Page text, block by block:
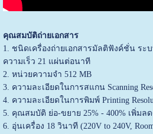
คุณสมบัติถ่ายเอกสาร
1. ชนิดเครื่องถ่ายเอกสารมัลติฟังค์ชั่น ระ
ความเร็ว 21 แผ่นต่อนาที
2. หน่วยความจำ 512 MB
3. ความละเอียดในการสแกน Scanning
4. ความละเอียดในการพิมพ์ Printing
5. คุณสมบัติ ย่อ-ขยาย 25% - 400% เพิ่มล
6. อุ่นเครื่อง 18 วินาที (220V to 240V,